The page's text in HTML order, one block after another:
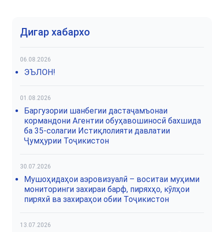
Дигар хабархо
06.08.2026
ЭЪЛОН!
01.08.2026
Баргузории шанбегии дастаҷамъонаи
кормандони Агентии обуҳавошиносӣ бахшида
ба 35-солагии Истиқлолияти давлатии
Ҷумҳурии Тоҷикистон
30.07.2026
Мушоҳидаҳои аэровизуалӣ – воситаи муҳими
мониторинги захираи барф, пиряхҳо, кӯлҳои
пиряхӣ ва захираҳои обии Тоҷикистон
13.07.2026